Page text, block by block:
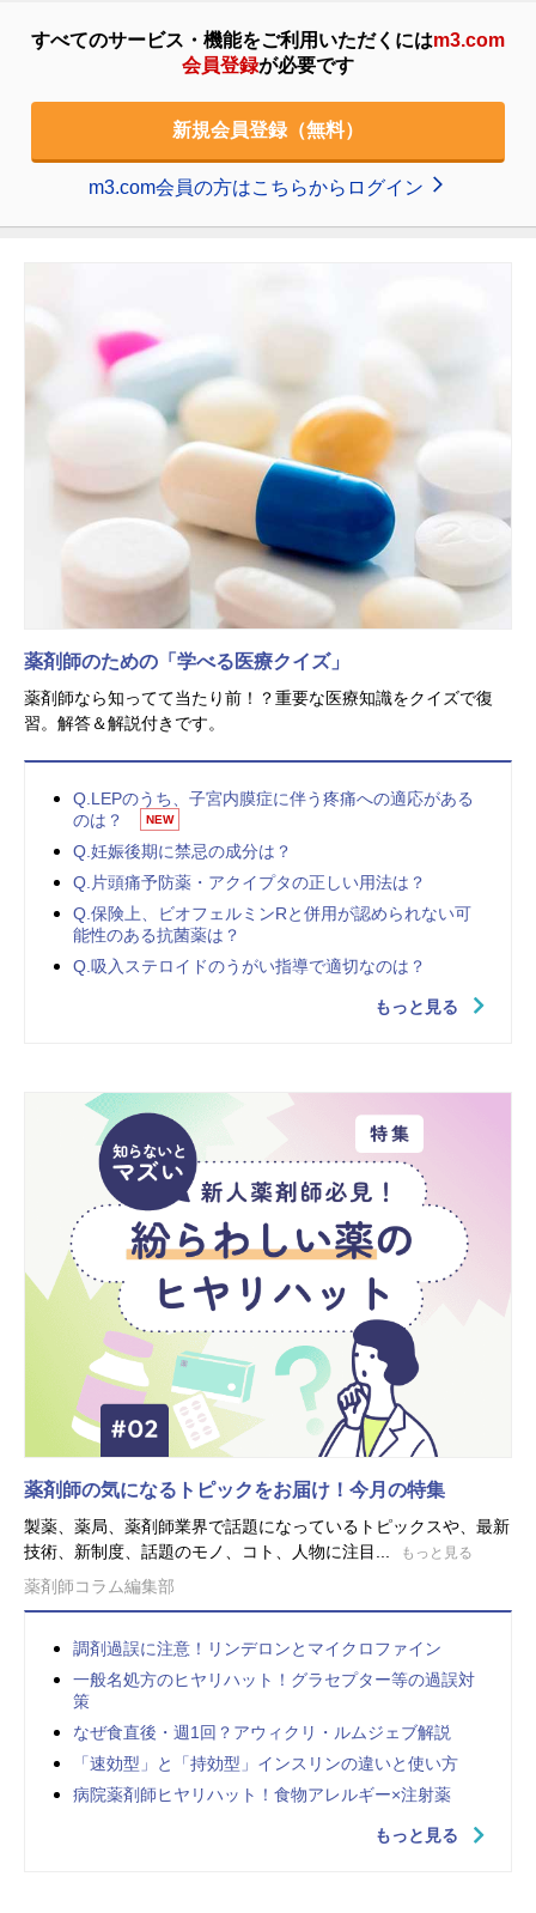
すべてのサービス・機能をご利用いただくにはm3.com
会員登録が必要です
新規会員登録（無料）
m3.com会員の方はこちらからログイン
薬剤師のための「学べる医療クイズ」
薬剤師なら知ってて当たり前！？重要な医療知識をクイズで復
習。解答＆解説付きです。
Q.LEPのうち、子宮内膜症に伴う疼痛への適応がある
のは？
NEW
Q.妊娠後期に禁忌の成分は？
Q.片頭痛予防薬・アクイプタの正しい用法は？
Q.保険上、ビオフェルミンRと併用が認められない可
能性のある抗菌薬は？
Q.吸入ステロイドのうがい指導で適切なのは？
もっと見る
薬剤師の気になるトピックをお届け！今月の特集
製薬、薬局、薬剤師業界で話題になっているトピックスや、最新
技術、新制度、話題のモノ、コト、人物に注目...
もっと見る
薬剤師コラム編集部
調剤過誤に注意！リンデロンとマイクロファイン
一般名処方のヒヤリハット！グラセプター等の過誤対
策
なぜ食直後・週1回？アウィクリ・ルムジェブ解説
「速効型」と「持効型」インスリンの違いと使い方
病院薬剤師ヒヤリハット！食物アレルギー×注射薬
もっと見る